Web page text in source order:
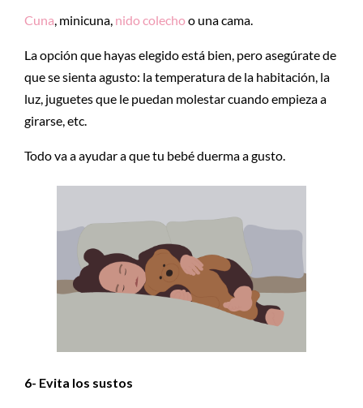
Cuna, minicuna, nido colechoo una cama.
La opción que hayas elegido está bien, pero asegúrate de
que se sienta agusto: la temperatura de la habitación, la
luz, juguetes que le puedan molestar cuando empieza a
girarse, etc.
Todo va a ayudar a que tu bebé duerma a gusto.
6- Evita los sustos